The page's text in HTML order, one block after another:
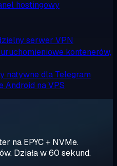
hostingowy
serwer VPN
kontenerów,
natywne dla Telegram
Android na VPS
na EPYC + NVMe.
Działa w 60 sekund.